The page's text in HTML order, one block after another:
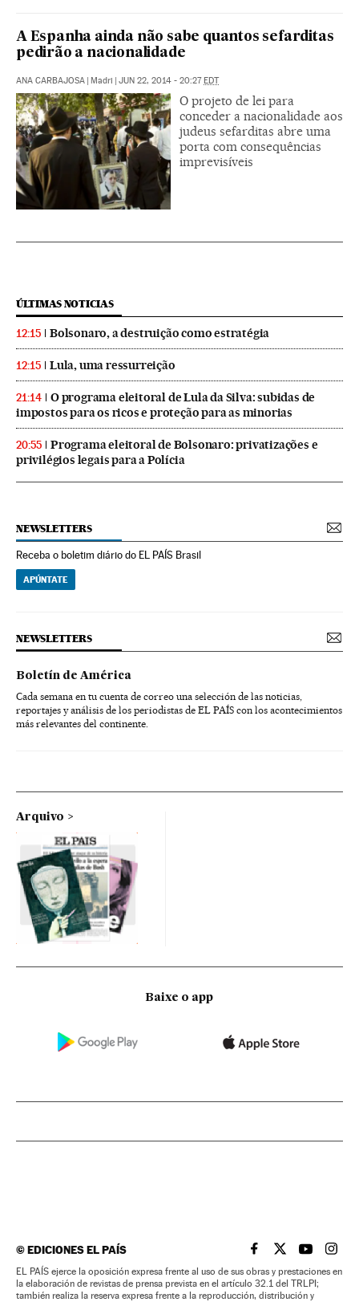
A Espanha ainda não sabe quantos sefarditas
pedirão a nacionalidade
ANA CARBAJOSA Madri JUN 22, 2014 - 20:27 EDT
O projeto de lei para
conceder a nacionalidade aos
judeus sefarditas abre uma
porta com consequências
imprevisíveis
ÚLTIMAS NOTICIAS
12:15 Bolsonaro, a destruição como estratégia
12:15 Lula, uma ressurreição
21:14
O programa eleitoral de Lula da Silva: subidas de
impostos para os ricos e proteção para as minorias
20:55
Programa eleitoral de Bolsonaro: privatizações e
privilégios legais para a Polícia
NEWSLETTERS
Receba o boletim diário do EL PAÍS Brasil
APÚNTATE
NEWSLETTERS
Boletín de América
Cada semana en tu cuenta de correo una selección de las noticias,
reportajes y análisis de los periodistas de EL PAÍS con los acontecimientos
más relevantes del continente.
Arquivo
Baixe o app
©EDICIONES EL PAÍS EL PAÍS BRASIL EN
EL PAÍSEL PAÍS
EL
EL PAÍS ejerce la oposición expresa frente al uso de sus obras y prestaciones en
la elaboración de revistas de prensa prevista en el artículo 32.1 del TRLPI;
también realiza la reserva expresa frente a la reproducción, distribución y